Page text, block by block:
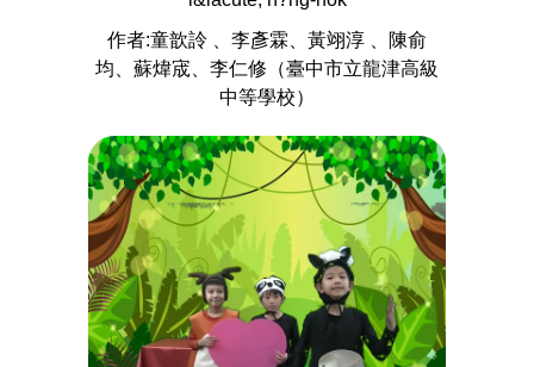
作者:童歆詅 、李彥霖、黃翊淳 、陳俞
均、蘇煒宬、李仁修（臺中市立龍津高級
中等學校）